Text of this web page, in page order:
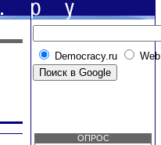
Democracy.ru Web
ОПРОС